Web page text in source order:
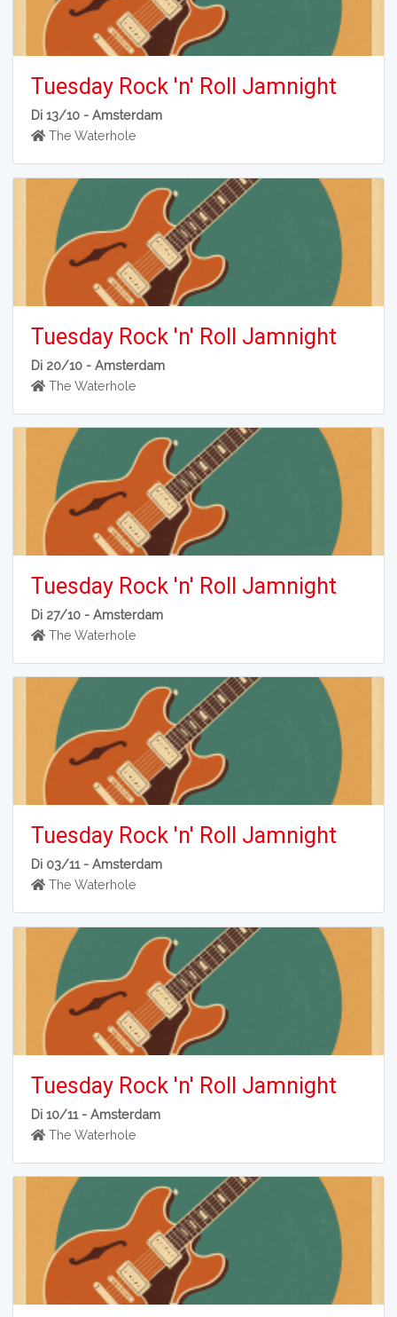
Tuesday Rock 'n' Roll Jamnight
Di 13/10 -Amsterdam
The Waterhole
Tuesday Rock 'n' Roll Jamnight
Di 20/10 -Amsterdam
The Waterhole
Tuesday Rock 'n' Roll Jamnight
Di 27/10 -Amsterdam
The Waterhole
Tuesday Rock 'n' Roll Jamnight
Di 03/11 -Amsterdam
The Waterhole
Tuesday Rock 'n' Roll Jamnight
Di 10/11 -Amsterdam
The Waterhole